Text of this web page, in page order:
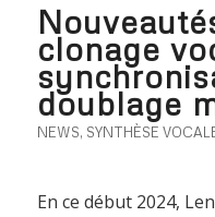
clonage
doublage
NEWS, SYNTHÈSE
En ce début 2024,